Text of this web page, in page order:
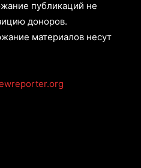
публикаций не
доноров.
материалов несут